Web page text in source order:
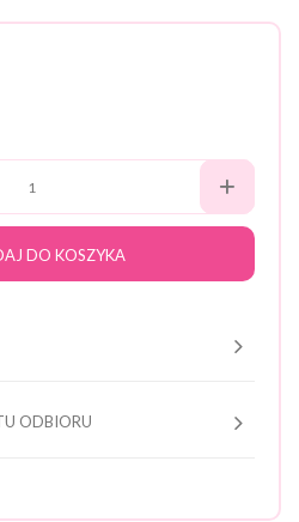
DO KOSZYKA
ODBIORU